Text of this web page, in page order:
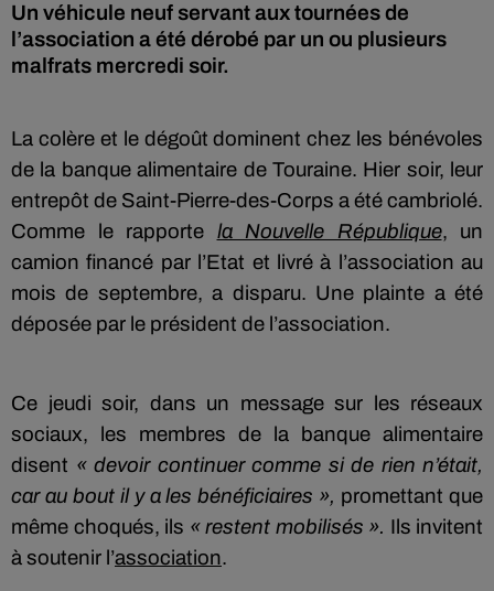
Un véhicule neuf servant aux tournées de
l’association a été dérobé par un ou plusieurs
malfrats mercredi soir.
La colère et le dégoût dominent chez les bénévoles
de la banque alimentaire de Touraine. Hier soir, leur
entrepôt de Saint-Pierre-des-Corps a été cambriolé.
Comme le rapporte la Nouvelle République, un
camion financé par l’Etat et livré à l’association au
mois de septembre, a disparu. Une plainte a été
déposée par le président de l’association.
Ce jeudi soir, dans un message sur les réseaux
sociaux, les membres de la banque alimentaire
disent « devoir continuer comme si de rien n’était,
car au bout il y a les bénéficiaires », promettant que
même choqués, ils « restent mobilisés ». Ils invitent
à soutenir l’association.